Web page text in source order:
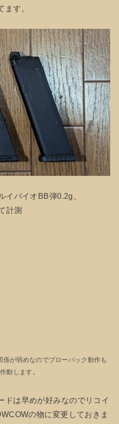
ます。
バイオBB弾0.2g、
計測
が弱めなのでブローバック動作も
動します。
ドは早めが好みなのでリコイ
の物に変更しておきま